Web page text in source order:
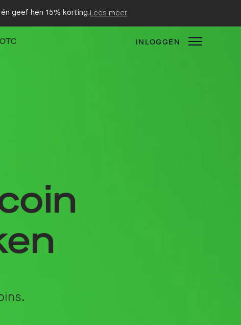
geef hen 15% korting. Lees meer
OTC INLOGGEN